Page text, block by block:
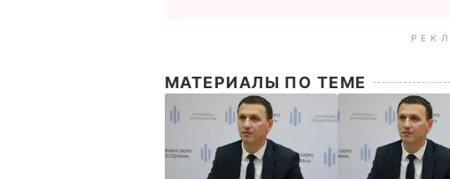
МАТЕРИАЛЫ ПО ТЕМЕ